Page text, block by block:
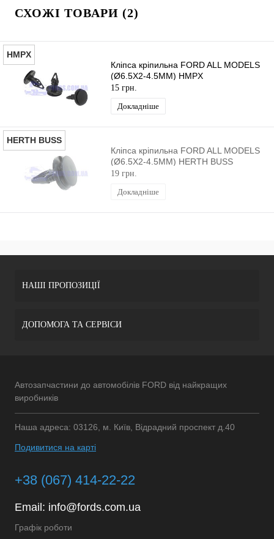
СХОЖІ ТОВАРИ (2)
HMPX
Кліпса кріпильна FORD ALL MODELS
(Ø6.5X2-4.5MM) HMPX
15 грн.
Докладніше
HERTH BUSS
Кліпса кріпильна FORD ALL MODELS
(Ø6.5X2-4.5MM) HERTH BUSS
19 грн.
Докладніше
НАШІ ПРОПОЗИЦІЇ
ДОПОМОГА ТА СЕРВІСИ
Автозапчастини до автомобілів FORD від найкращих
виробників
Наша адреса: 03126, м. Київ, Відрадний проспект д.40
Подивитися на карті
+38 (067) 414-22-22
Email: info@fords.com.ua
Графік роботи